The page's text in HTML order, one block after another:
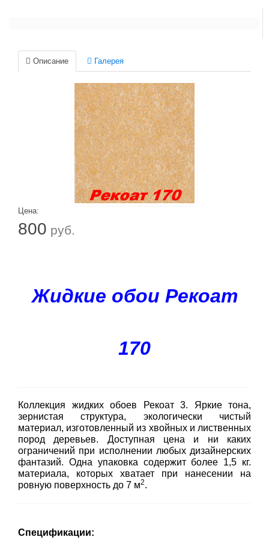
Описание Галерея
Цена:
800 руб.
Жидкие обои Рекоат
170
Коллекция жидких обоев Рекоат 3. Яркие тона,
зернистая структура, экологически чистый
материал, изготовленный из хвойных и лиственных
пород деревьев. Доступная цена и ни каких
ограничений при исполнении любых дизайнерских
фантазий. Одна упаковка содержит более 1,5 кг.
материала, которых хватает при нанесении на
ровную поверхность до 7 м2.
Спецификации: